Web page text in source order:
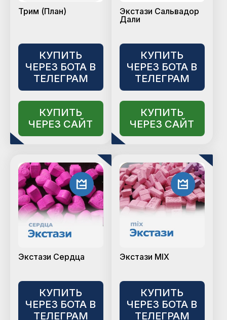
Трим (План)
КУПИТЬ
ЧЕРЕЗ БОТА В
ТЕЛЕГРАМ
КУПИТЬ
ЧЕРЕЗ САЙТ
Экстази Сальвадор
Дали
КУПИТЬ
ЧЕРЕЗ БОТА В
ТЕЛЕГРАМ
КУПИТЬ
ЧЕРЕЗ САЙТ
Экстази Сердца
КУПИТЬ
ЧЕРЕЗ БОТА В
ТЕЛЕГРАМ
Экстази MIX
КУПИТЬ
ЧЕРЕЗ БОТА В
ТЕЛЕГРАМ